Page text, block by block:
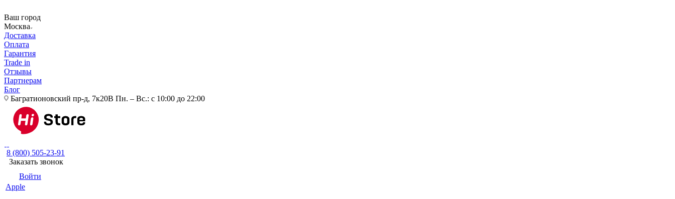
Ваш город
Москва
Доставка
Оплата
Гарантия
Trade in
Отзывы
Партнерам
Блог
Багратионовский пр-д, 7к20В Пн. – Вс.: с 10:00 до 22:00
8 (800) 505-23-91
Заказать звонок
Войти
Apple